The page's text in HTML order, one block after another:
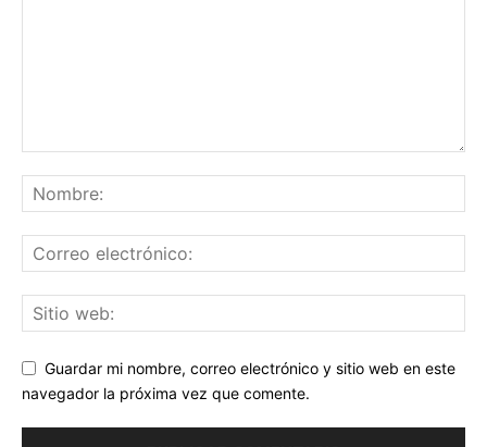
Guardar mi nombre, correo electrónico y sitio web en este
navegador la próxima vez que comente.